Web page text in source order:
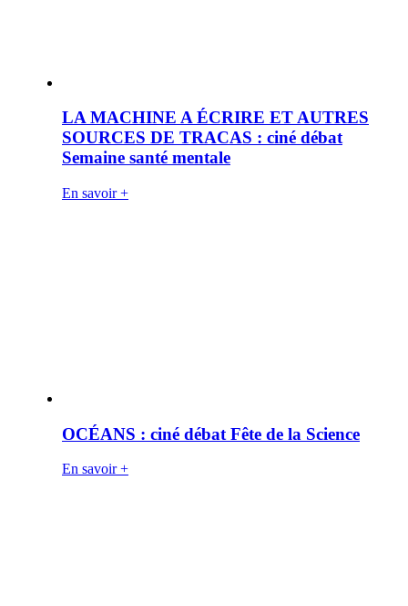
LA MACHINE A ÉCRIRE ET AUTRES
SOURCES DE TRACAS : ciné débat
Semaine santé mentale
En savoir +
OCÉANS : ciné débat Fête de la Science
En savoir +